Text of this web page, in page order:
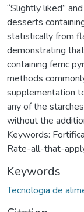
“Slightly liked”
desserts
statistically from
demonstrating
containing ferric
methods
supplementation
any of the
without the
Keywords:
Rate-all-that-
Keywords
Tecnologia de